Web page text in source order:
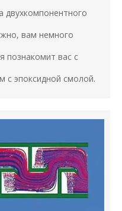
двухкомпонентного
вам немного
познакомит вас с
с эпоксидной смолой.